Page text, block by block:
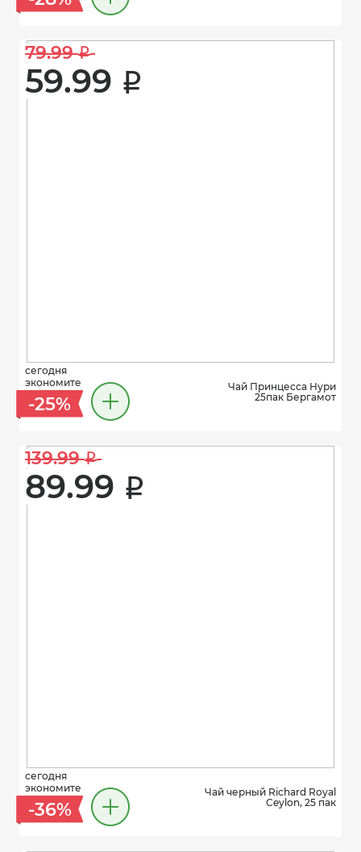
79.99 i
59.99 i
сегодня
экономите
-25%
Чай Принцесса Нури
25пак Бергамот
139.99 i
89.99 i
сегодня
экономите
-36%
Чай черный Richard Royal
Ceylon, 25 пак